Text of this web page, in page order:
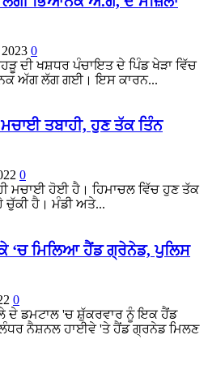
0
ਦੀ ਖਸ਼ਧਰ ਪੰਚਾਇਤ ਦੇ ਪਿੰਡ ਖੇੜਾ ਵਿੱਚ
ਅੱਗ ਲੱਗ ਗਈ। ਇਸ ਕਾਰਨ...
ਮਚਾਈ ਤਬਾਹੀ, ਹੁਣ ਤੱਕ ਤਿੰਨ
0
ਮਚਾਈ ਹੋਈ ਹੈ। ਹਿਮਾਚਲ ਵਿੱਚ ਹੁਣ ਤੱਕ
ਚੁੱਕੀ ਹੈ। ਮੰਡੀ ਅਤੇ...
‘ਚ ਮਿਲਿਆ ਹੈਂਡ ਗ੍ਰੇਨੇਡ, ਪੁਲਿਸ
0
ਦੇ ਡਮਟਾਲ 'ਚ ਸ਼ੁੱਕਰਵਾਰ ਨੂੰ ਇਕ ਹੈਂਡ
ਨੈਸ਼ਨਲ ਹਾਈਵੇ 'ਤੇ ਹੈਂਡ ਗ੍ਰਨੇਡ ਮਿਲਣ